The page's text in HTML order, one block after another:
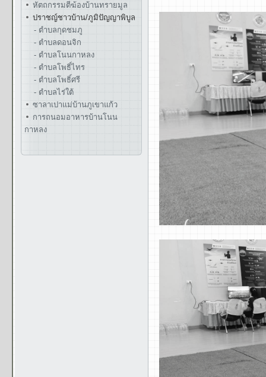
หัตถกรรมตีฆ้องบ้านทรายมูล
ปราชญ์ชาวบ้าน/ภูมิปัญญาพิบูล
- ตำบลกุดชมภู
- ตำบลดอนจิก
- ตำบลโนนกาหลง
- ตำบลโพธิ์ไทร
- ตำบลโพธิ์ศรี
- ตำบลไร่ใต้
ซาลาเปาแม่บ้านภูเขาแก้ว
การถนอมอาหารบ้านโนน
กาหลง